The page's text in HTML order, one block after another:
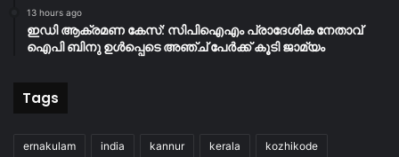
13 hours ago
ഇഡി ആക്രമണ കേസ്: സിപിഐഎം പ്രാദേശിക നേതാവ്
ഐപി ബിനു ഉൾപ്പെടെ അഞ്ച് പേർക്ക് കൂടി ജാമ്യം
Tags
ernakulam india kannur kerala kozhikode